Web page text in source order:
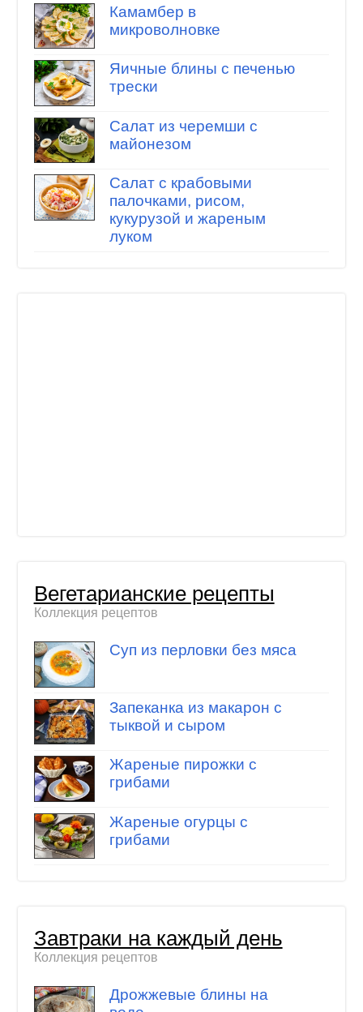
Камамбер в
микроволновке
Яичные блины с печенью
трески
Салат из черемши с
майонезом
Салат с крабовыми
палочками, рисом,
кукурузой и жареным
луком
Вегетарианские рецепты
Коллекция рецептов
Суп из перловки без мяса
Запеканка из макарон с
тыквой и сыром
Жареные пирожки с
грибами
Жареные огурцы с
грибами
Завтраки на каждый день
Коллекция рецептов
Дрожжевые блины на